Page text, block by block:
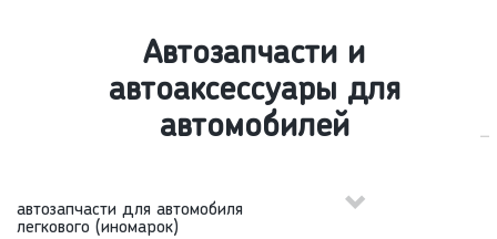
Автозапчасти и
автоаксессуары для
автомобилей
автозапчасти для автомобиля
легкового (иномарок)